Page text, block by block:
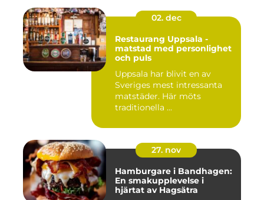
02. dec
Restaurang Uppsala -
matstad med personlighet
och puls
Uppsala har blivit en av
Sveriges mest intressanta
matstäder. Här möts
traditionella ...
27. nov
Hamburgare i Bandhagen:
En smakupplevelse i
hjärtat av Hagsätra